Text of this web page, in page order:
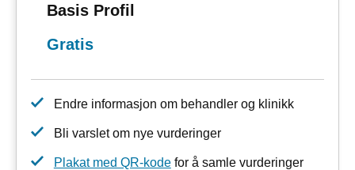
Basis Profil
Gratis
Endre informasjon om behandler og klinikk
Bli varslet om nye vurderinger
Plakat med QR-kodefor å samle vurderinger